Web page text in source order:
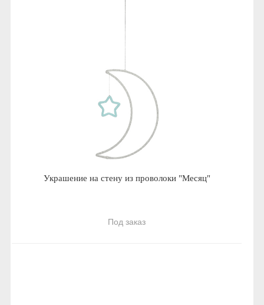
Украшение на стену из проволоки "Месяц"
Под заказ